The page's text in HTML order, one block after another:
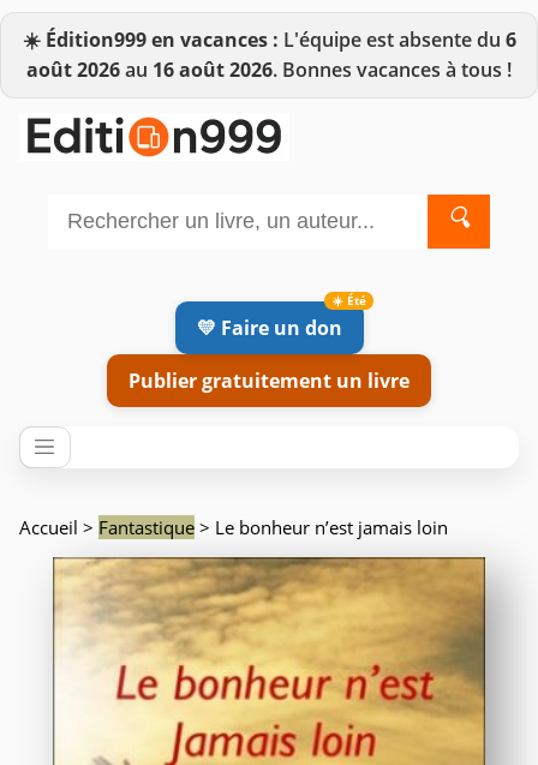
☀️ Édition999 en vacances : L'équipe est absente du 6
août 2026au 16 août 2026. Bonnes vacances à tous !
🔍
💛 Faire un don
Publier gratuitement un livre
Accueil > Fantastique > Le bonheur n’est jamais loin